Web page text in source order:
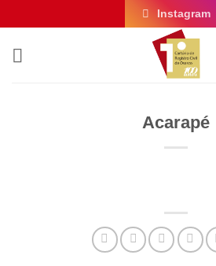
to
content
Instagram
Acarapé